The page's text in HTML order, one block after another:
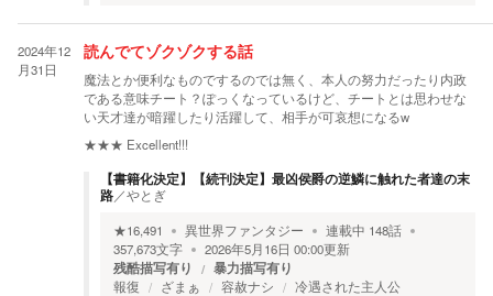
2024年12
月31日
読んでてゾクゾクする話
魔法とか便利なものでするのでは無く、本人の努力だったり内政
である意味チート？ぽっくなっているけど、チートとは思わせな
い天才達が暗躍したり活躍して、相手が可哀想になるw
★★★ Excellent!!!
【書籍化決定】【続刊決定】最凶侯爵の逆鱗に触れた者達の末
路／やとぎ
★16,491 異世界ファンタジー 連載中 148話
357,673文字 2026年5月16日 00:00更新
残酷描写有り 暴力描写有り
報復 ざまぁ 容赦ナシ 冷遇された主人公